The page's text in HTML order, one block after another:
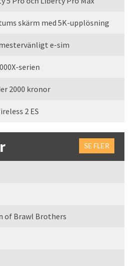
skärm med 5K-upplösning
e-sim
serien
2000 kronor
2 ES
SE FLER
of Brawl Brothers